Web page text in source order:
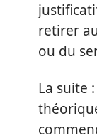
retirer
ou du
La suite